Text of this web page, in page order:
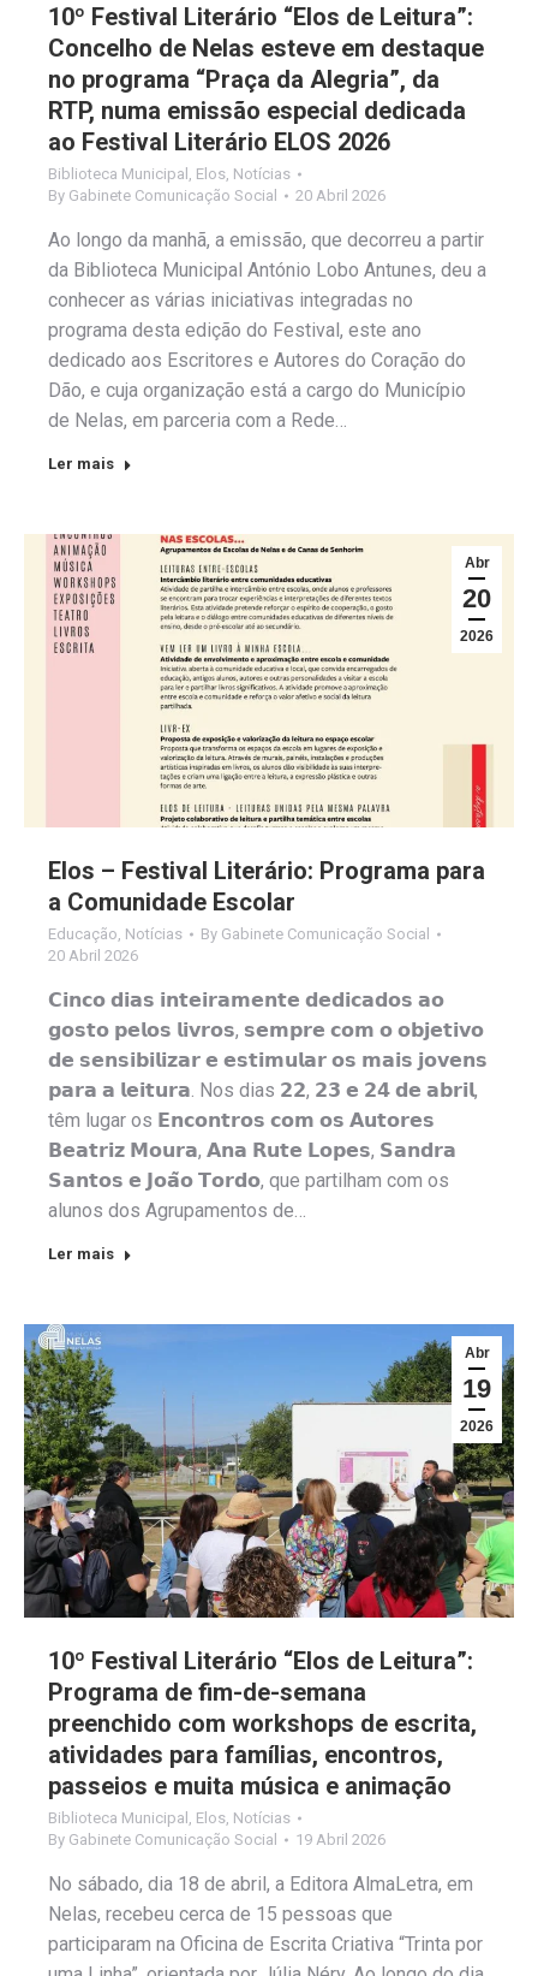
10º Festival Literário “Elos de Leitura”:
Concelho de Nelas esteve em destaque
no programa “Praça da Alegria”, da
RTP, numa emissão especial dedicada
ao Festival Literário ELOS 2026
Biblioteca Municipal Elos Notícias
By Gabinete Comunicação Social 20 Abril 2026
Ao longo da manhã, a emissão, que decorreu a partir
da Biblioteca Municipal António Lobo Antunes, deu a
conhecer as várias iniciativas integradas no
programa desta edição do Festival, este ano
dedicado aos Escritores e Autores do Coração do
Dão, e cuja organização está a cargo do Município
de Nelas, em parceria com a Rede…
Ler mais
Abr
20
2026
Elos – Festival Literário: Programa para
a Comunidade Escolar
Educação, Notícias By Gabinete Comunicação Social
20 Abril 2026
𝗖𝗶𝗻𝗰𝗼 𝗱𝗶𝗮𝘀 𝗶𝗻𝘁𝗲𝗶𝗿𝗮𝗺𝗲𝗻𝘁𝗲 𝗱𝗲𝗱𝗶𝗰𝗮𝗱𝗼𝘀 𝗮𝗼
𝗴𝗼𝘀𝘁𝗼 𝗽𝗲𝗹𝗼𝘀 𝗹𝗶𝘃𝗿𝗼𝘀, 𝘀𝗲𝗺𝗽𝗿𝗲 𝗰𝗼𝗺 𝗼 𝗼𝗯𝗷𝗲𝘁𝗶𝘃𝗼
𝗱𝗲 𝘀𝗲𝗻𝘀𝗶𝗯𝗶𝗹𝗶𝘇𝗮𝗿 𝗲 𝗲𝘀𝘁𝗶𝗺𝘂𝗹𝗮𝗿 𝗼𝘀 𝗺𝗮𝗶𝘀 𝗷𝗼𝘃𝗲𝗻𝘀
𝗽𝗮𝗿𝗮 𝗮 𝗹𝗲𝗶𝘁𝘂𝗿𝗮. Nos dias 𝟮𝟮, 𝟮𝟯 𝗲 𝟮𝟰 𝗱𝗲 𝗮𝗯𝗿𝗶𝗹,
têm lugar os 𝗘𝗻𝗰𝗼𝗻𝘁𝗿𝗼𝘀 𝗰𝗼𝗺 𝗼𝘀 𝗔𝘂𝘁𝗼𝗿𝗲𝘀
𝗕𝗲𝗮𝘁𝗿𝗶𝘇 𝗠𝗼𝘂𝗿𝗮, 𝗔𝗻𝗮 𝗥𝘂𝘁𝗲 𝗟𝗼𝗽𝗲𝘀, 𝗦𝗮𝗻𝗱𝗿𝗮
𝗦𝗮𝗻𝘁𝗼𝘀 𝗲 𝗝𝗼𝗮̃𝗼 𝗧𝗼𝗿𝗱𝗼, que partilham com os
alunos dos Agrupamentos de…
Ler mais
Abr
19
2026
10º Festival Literário “Elos de Leitura”:
Programa de fim-de-semana
preenchido com workshops de escrita,
atividades para famílias, encontros,
passeios e muita música e animação
Biblioteca Municipal , Elos, Notícias
By Gabinete Comunicação Social 19 Abril 2026
No sábado, dia 18 de abril, a Editora AlmaLetra, em
Nelas, recebeu cerca de 15 pessoas que
participaram na Oficina de Escrita Criativa “Trinta por